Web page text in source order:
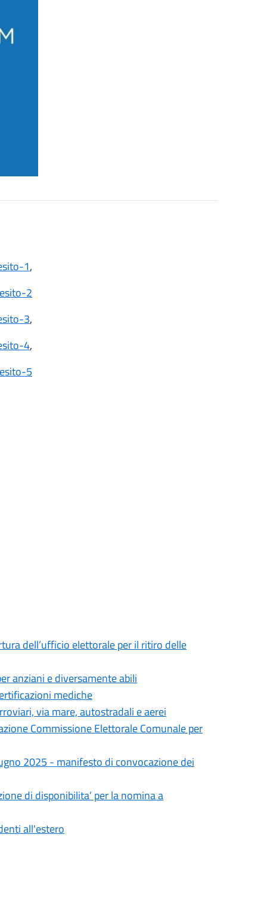
1,
2
3,
4,
5
dell’ufficio elettorale per il ritiro delle
anziani e diversamente abili
mediche
via mare, autostradali e aerei
Commissione Elettorale Comunale per
2025 - manifesto di convocazione dei
di disponibilita’ per la nomina a
all'estero